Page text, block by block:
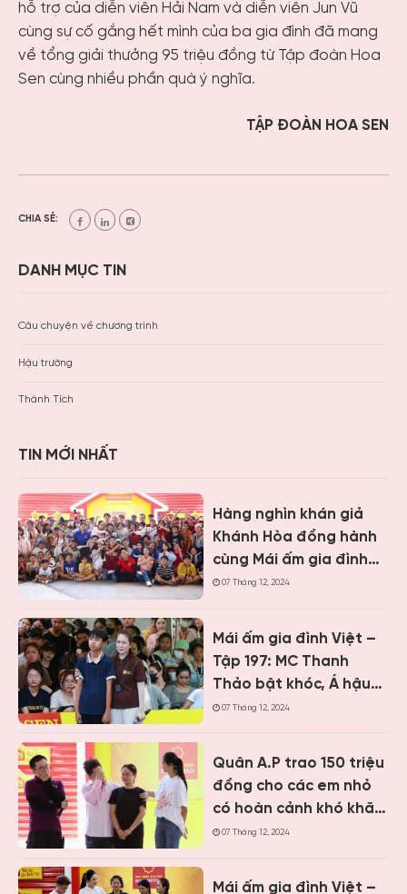
hỗ trợ của diễn viên Hải Nam và diễn viên Jun Vũ
cùng sự cố gắng hết mình của ba gia đình đã mang
về tổng giải thưởng 95 triệu đồng từ Tập đoàn Hoa
Sen cùng nhiều phần quà ý nghĩa.
TẬP ĐOÀN HOA SEN
CHIA SẺ:
DANH MỤC TIN
Câu chuyện về chương trình
Hậu trường
Thành Tích
TIN MỚI NHẤT
Hàng nghìn khán giả
Khánh Hòa đồng hành
cùng Mái ấm gia đình
Việt, trao hơn 9 tỷ
07 Tháng 12, 2024
Mái ấm gia đình Việt –
Tập 197: MC Thanh
Thảo bật khóc, Á hậu
Vân Nhi và ca sĩ Nguyễn
chăm mẹ bệnh tâm
thần
07 Tháng 12, 2024
Quân A.P trao 150 triệu
đồng cho các em nhỏ
có hoàn cảnh khó khăn
khi ghi hình “Mái ấm gia
07 Tháng 12, 2024
Mái ấm gia đình Việt –